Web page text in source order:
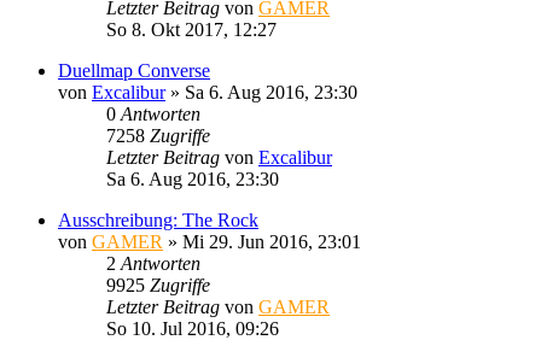
Letzter Beitrag von GAMER
So 8. Okt 2017, 12:27
Duellmap Converse
von Excalibur» Sa 6. Aug 2016, 23:30
0 Antworten
7258 Zugriffe
Letzter Beitrag von Excalibur
Sa 6. Aug 2016, 23:30
Ausschreibung: The Rock
von GAMER » Mi 29. Jun 2016, 23:01
2 Antworten
9925 Zugriffe
Letzter Beitrag von GAMER
So 10. Jul 2016, 09:26